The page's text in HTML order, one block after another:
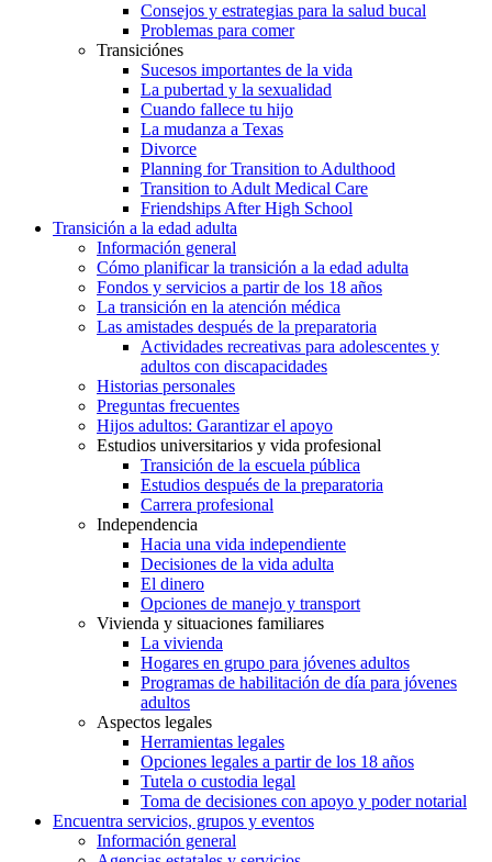
Consejos y estrategias para la salud bucal
Problemas para comer
Transiciónes
Sucesos importantes de la vida
La pubertad y la sexualidad
Cuando fallece tu hijo
La mudanza a Texas
Divorce
Planning for Transition to Adulthood
Transition to Adult Medical Care
Friendships After High School
Transición a la edad adulta
Información general
Cómo planificar la transición a la edad adulta
Fondos y servicios a partir de los 18 años
La transición en la atención médica
Las amistades después de la preparatoria
Actividades recreativas para adolescentes y
adultos con discapacidades
Historias personales
Preguntas frecuentes
Hijos adultos: Garantizar el apoyo
Estudios universitarios y vida profesional
Transición de la escuela pública
Estudios después de la preparatoria
Carrera profesional
Independencia
Hacia una vida independiente
Decisiones de la vida adulta
El dinero
Opciones de manejo y transport
Vivienda y situaciones familiares
La vivienda
Hogares en grupo para jóvenes adultos
Programas de habilitación de día para jóvenes
adultos
Aspectos legales
Herramientas legales
Opciones legales a partir de los 18 años
Tutela o custodia legal
Toma de decisiones con apoyo y poder notarial
Encuentra servicios, grupos y eventos
Información general